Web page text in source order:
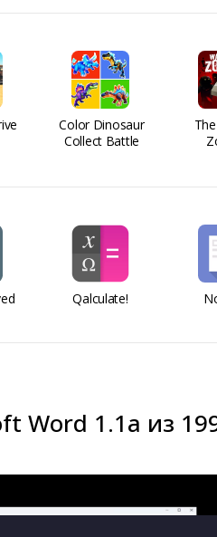
Color Dinosaur
Collect Battle
Qalculate!
Word 1.1a из